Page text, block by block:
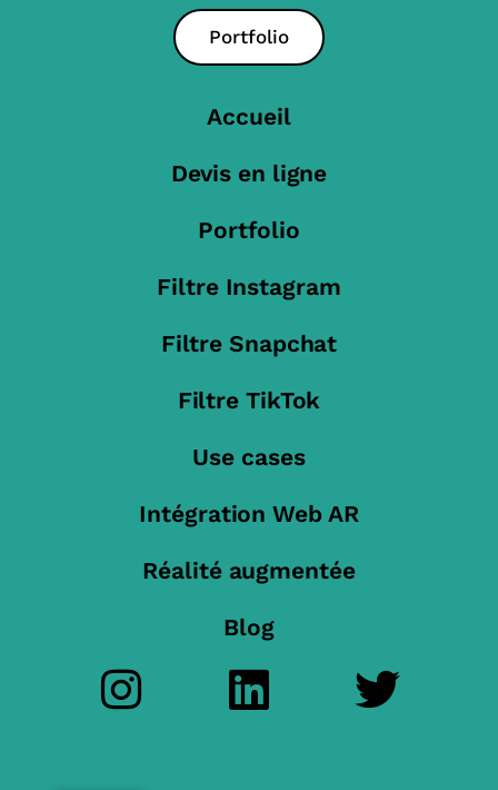
Portfolio
Accueil
Devis en ligne
Portfolio
Filtre Instagram
Filtre Snapchat
Filtre TikTok
Use cases
Intégration Web AR
Réalité augmentée
Blog